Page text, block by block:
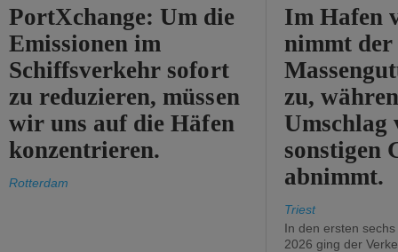
PortXchange: Um die
Emissionen im
Schiffsverkehr sofort
zu reduzieren, müssen
wir uns auf die Häfen
konzentrieren.
Rotterdam
Im Hafen
nimmt der
zu,
Umschlag
sonstigen
abnimmt.
Triest
In den ersten
2026 ging der